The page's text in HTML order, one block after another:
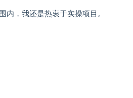
内，我还是热衷于实操项目。